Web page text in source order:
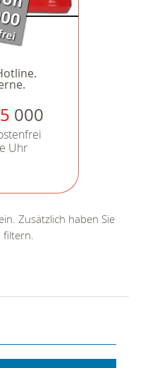
000
Uhr
Zusätzlich haben Sie
filtern.